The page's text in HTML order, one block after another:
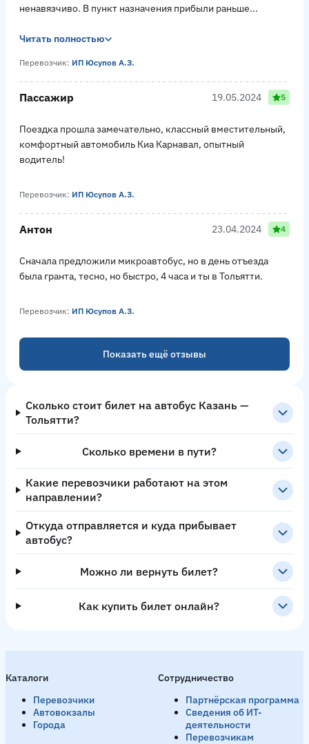
ненавязчиво. В пункт назначения прибыли раньше...
Читать полностью
Перевозчик: ИП Юсупов А.З.
Пассажир 19.05.2024 5
Поездка прошла замечательно, классный вместительный,
комфортный автомобиль Киа Карнавал, опытный
водитель!
Перевозчик: ИП Юсупов А.З.
Антон 23.04.2024 4
Сначала предложили микроавтобус, но в день отъезда
была гранта, тесно, но быстро, 4 часа и ты в Тольятти.
Перевозчик: ИП Юсупов А.З.
Показать ещё отзывы
Сколько стоит билет на автобус Казань —
Тольятти?
Сколько времени в пути?
Какие перевозчики работают на этом
направлении?
Откуда отправляется и куда прибывает
автобус?
Можно ли вернуть билет?
Как купить билет онлайн?
Каталоги
Перевозчики
Автовокзалы
Города
Сотрудничество
Партнёрская программа
Сведения об ИТ-
деятельности
Перевозчикам